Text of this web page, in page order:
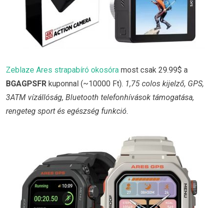
Zeblaze Ares strapabíró okosóra most csak 29.99$ a
BGAGPSFR kuponnal (~10000 Ft). 1,75 colos kijelző, GPS,
3ATM vízállóság, Bluetooth telefonhívások támogatása,
rengeteg sport és egészség funkció.